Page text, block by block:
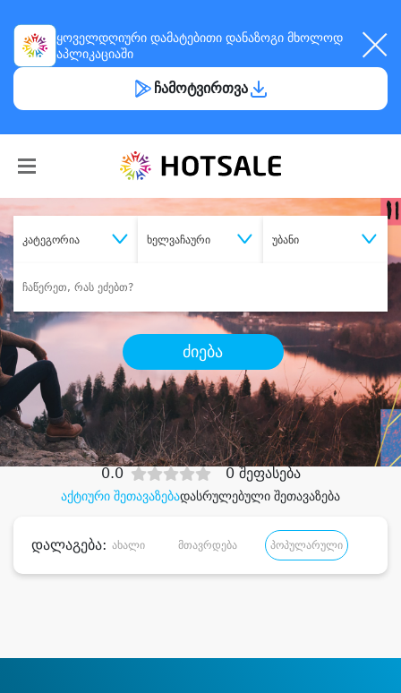
ყოველდღიური დამატებითი დანაზოგი მხოლოდ
აპლიკაციაში
ჩამოტვირთვა
კატეგორია ხელვაჩაური უბანი
ძიება
შეიძინესასურველი მომსახურება
დიდი დანაზოგით
აქტიური შეთავაზებადასრულებული შეთავაზება
0.0 0 შეფასება
დალაგება: ახალი მთავრდება პოპულარული